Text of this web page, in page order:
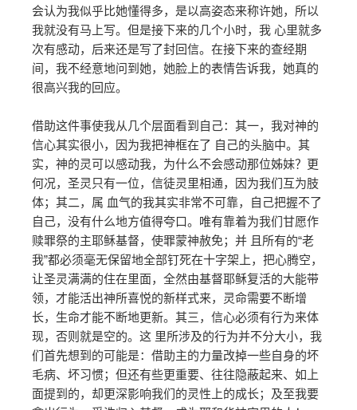
会认为我似乎比她懂得多，是以高姿态来称许她，所以
我就没有马上写。但是接下来的几个小时，我 心里就多
次有感动，后来还是写了封回信。在接下来的查经期
间，我不经意地问到她，她脸上的表情告诉我，她真的
很高兴我的回应。
借助这件事使我从几个层面看到自己：其一，我对神的
信心其实很小，因为我把神框在了 自己的头脑中。其
实，神的灵可以感动我，为什么不会感动那位姊妹？更
何况，圣灵只有一位，信徒灵里相通，因为我们互为肢
体；其二，属 血气的我其实非常不可靠，自己把握不了
自己，没有什么地方值得夸口。唯有靠着为我们甘愿作
赎罪祭的主耶稣基督，使罪蒙神赦免；并 且所有的“老
我”都必须毫无保留地全部钉死在十字架上，把心腾空，
让圣灵满满的住在里面，全然由基督耶稣复活的大能带
领，才能活出神所喜悦的新样式来，灵命需要不断增
长，生命才能不断地更新。其三，信心必须有行为来体
现，否则就是空的。这 里所涉及的行为并不分大小，我
们首先想到的可能是：借助主的力量改掉一些自身的坏
毛病、坏习惯；但还有些更重要、往往隐蔽起来、如上
面提到的，却更深影响我们的灵性上的成长；及至我要